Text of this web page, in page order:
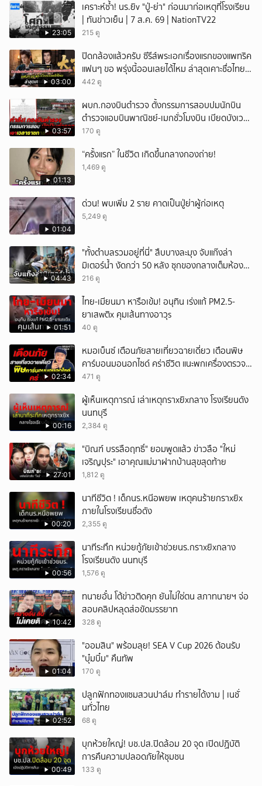
23:05
เคราะห์ซ้ำ! นร.ยิv "ปู่-ย่า" ก่อนมาก่อเหตุที่โรงเรียน
| ทันข่าวเย็น | 7 ส.ค. 69 | NationTV22
215 ดู
03:00
ปิดกล้องแล้วครับ ซีรีส์พระเอกเรื่องแรกของแพทริค
แฟนๆ ขอ พรุ่งนี้ออนเลยได้ไหม ล่าสุดเคาะชื่อไทย
แล้ว
442 ดู
03:57
ผบก.กองบินตำรวจ ตั้งกรรมการสอบปมนักบิน
ตำรวจแอบบินพาณิชย์-เมกชั่วโมงบิน เบียดบังเวลา
ทำหน้าที่
170 ดู
01:13
“ครั้งแรก” ในชีวิต เกิดขึ้นกลางกองถ่าย!
1,469 ดู
01:04
ด่วน! พบเพิ่ม 2 ราย คาดเป็นปู่ย่าผู้ก่อเหตุ
5,249 ดู
04:43
"ทั้งตำบลรวมอยู่ที่นี่" สืบบางละมุง จับแก๊งล่า
มิเตอร์น้ำ งัดกว่า 50 หลัง ซุกของกลางเต็มห้อง
สารภาพขายหาเงินซื้อยา จ.ชลบุรี
216 ดู
01:51
ไทย-เมียนมา หารือเข้ม! อนุทิน เร่งแก้ PM2.5-
ยาเสwติx คุมเส้นทางอาวุs
40 ดู
02:34
หมอเบ็นซ์ เตือนภัยสายเที่ยวฉายเดี่ยว เตือนพิษ
คาร์บอนมอนอกไซด์ คร่าชีวิต แนะพกเครื่องตรวจ
วัดติดตัว
471 ดู
00:16
ผู้เห็นเหตุการณ์ เล่าเหตุกราxยิxกลาง โรงเรียนดัง
นนทบุรี
2,384 ดู
27:01
"บิณฑ์ บรรลือฤทธิ์" ยอมพูดแล้ว ข่าวลือ "ใหม่
เจริญปุระ" เอาคุณแม่มาฝากบ้านสุขสุดท้าย
1,812 ดู
00:20
นาทีชีวิต ! เด็กนร.หนีอพยพ เหตุคนร้ายกราxยิx
ภายในโรงเรียนชื่อดัง
2,355 ดู
00:56
นาทีระทึก หน่วยกู้ภัยเข้าช่วยนร.กราxยิxกลาง
โรงเรียนดัง นนทบุรี
1,576 ดู
10:42
ทนายอั๋น โต้ข่าวติดคุก ยันไม่ใช่ตน สภาทนายฯ จ่อ
สอบคลิปหลุดส่อขัดมรรยาท
328 ดู
01:04
"ออมสิน" พร้อมลุย! SEA V Cup 2026 ต้อนรับ
"บุ๋มบิ๋ม" คืนทัพ
170 ดู
02:52
ปลูกฟักทองแซมสวนปาล์ม ทำรายได้งาม | เนชั่
นทั่วไทย
68 ดู
00:49
บุกห้วยใหญ่! บช.ปส.ปิดล้อม 20 จุด เปิดปฏิบัติ
การคืนความปลอดภัยให้ชุมชน
133 ดู